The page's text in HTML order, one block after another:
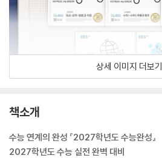
상세 이미지 더보기
책소개
수능 연계의 완성 『2027학년도 수능완성』
2027학년도 수능 실전 완벽 대비